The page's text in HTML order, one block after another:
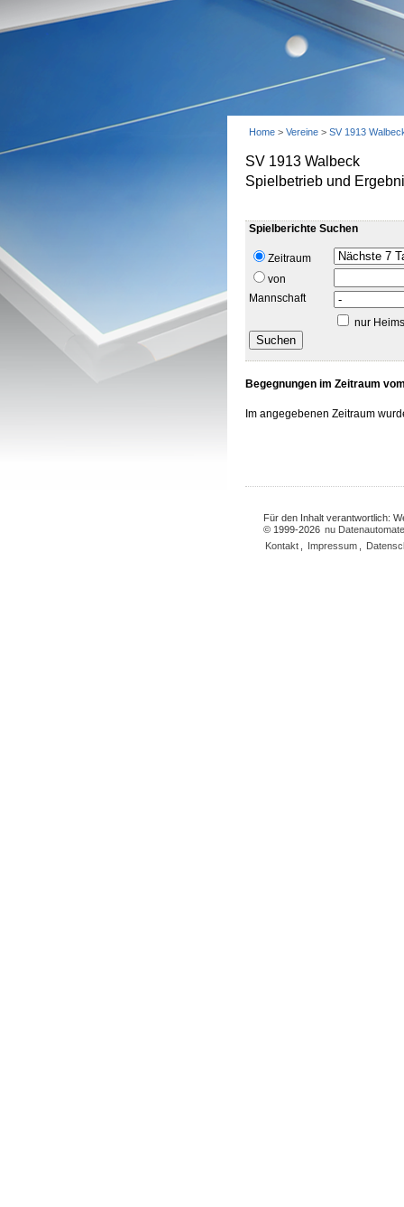
Home > Vereine > SV 1913
SV 1913 Walbeck
Spielbetrieb und
Spielberichte Suchen
Zeitraum
von
Mannschaft
nur
Begegnungen im Zeitraum
Im angegebenen Zeitraum
Für den Inhalt verantwortlich:
© 1999-2026 nu
Kontakt
Impressum